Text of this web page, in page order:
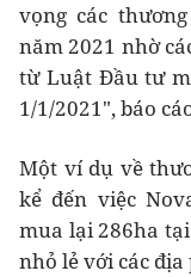
vọng các
năm 2021 nhờ
từ Luật Đầu tư
1/1/2021", báo
Một ví dụ về
kể đến việc
mua lại 286ha
nhỏ lẻ với các